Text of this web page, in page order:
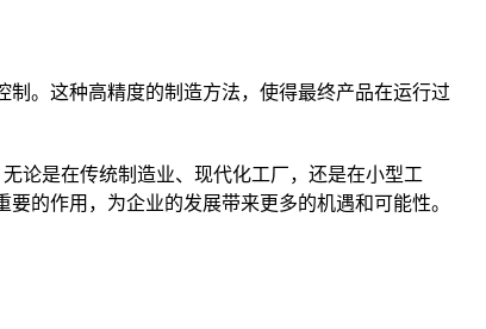
制。这种高精度的制造方法，使得最终产品在运行过
论是在传统制造业、现代化工厂，还是在小型工
的作用，为企业的发展带来更多的机遇和可能性。